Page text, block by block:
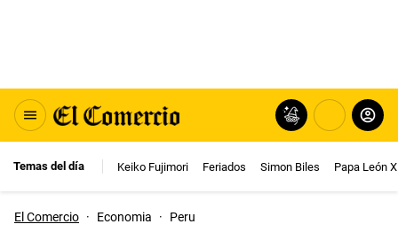
Temas del día Keiko Fujimori Feriados Simon Biles Papa León
El Comercio · Economia · Peru